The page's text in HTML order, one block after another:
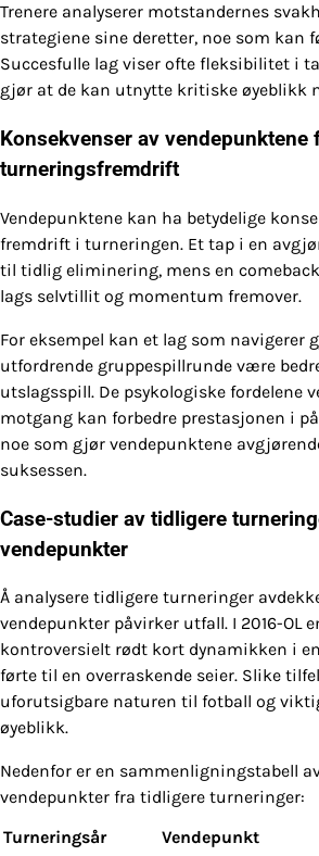
Trenere analyserer motstandernes
strategiene sine deretter, noe som kan
Succesfulle lag viser ofte fleksibilitet i
gjør at de kan utnytte kritiske øyeblikk
Konsekvenser av vendepunktene
turneringsfremdrift
Vendepunktene kan ha betydelige
fremdrift i turneringen. Et tap i en
til tidlig eliminering, mens en
lags selvtillit og momentum fremover.
For eksempel kan et lag som navigerer
utfordrende gruppespillrunde være
utslagsspill. De psykologiske fordelene
motgang kan forbedre prestasjonen i
noe som gjør vendepunktene
suksessen.
Case-studier av tidligere
vendepunkter
Å analysere tidligere turneringer
vendepunkter påvirker utfall. I 2016-OL
kontroversielt rødt kort dynamikken i
førte til en overraskende seier. Slike
uforutsigbare naturen til fotball og
øyeblikk.
Nedenfor er en sammenligningstabell
vendepunkter fra tidligere turneringer:
Turneringsår
Vendepunkt